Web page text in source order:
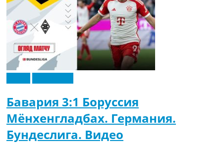
Бавария 3:1 Боруссия
Мёнхенгладбах. Германия.
Бундеслига. Видео